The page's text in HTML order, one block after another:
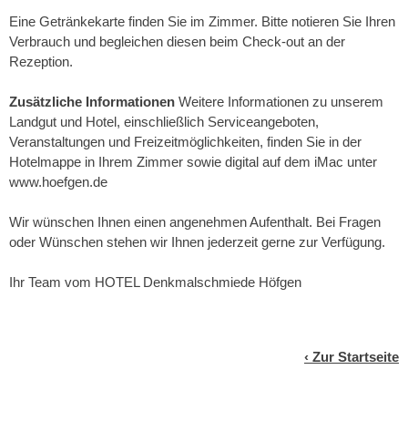
Eine Getränkekarte finden Sie im Zimmer. Bitte notieren Sie Ihren
Verbrauch und begleichen diesen beim Check-out an der
Rezeption.
Zusätzliche Informationen Weitere Informationen zu unserem
Landgut und Hotel, einschließlich Serviceangeboten,
Veranstaltungen und Freizeitmöglichkeiten, finden Sie in der
Hotelmappe in Ihrem Zimmer sowie digital auf dem iMac unter
www.hoefgen.de
Wir wünschen Ihnen einen angenehmen Aufenthalt. Bei Fragen
oder Wünschen stehen wir Ihnen jederzeit gerne zur Verfügung.
Ihr Team vom HOTEL Denkmalschmiede Höfgen
‹ Zur Startseite